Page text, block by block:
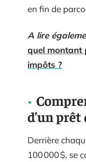
en fin de
A lire
quel montant
impôts ?
d’un prêt
Derrière
100 000 $, se